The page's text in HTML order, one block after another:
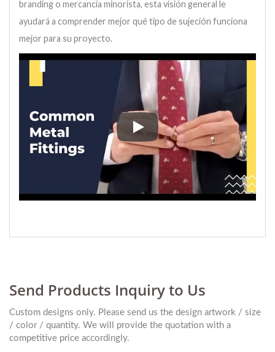
branding o mercancía minorista, esta visión general le
ayudará a comprender mejor qué tipo de sujeción funciona
mejor para su proyecto.
Fabricamos una amplia gama